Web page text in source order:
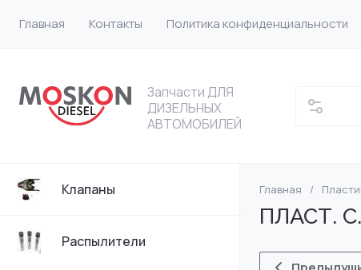
Главная Контакты Политика конфиденциальности
Запчасти ДЛЯ
ДИЗЕЛЬНЫХ
АВТОМОБИЛЕЙ
Клапаны
Распылители
Насос
VW
Главная /
ПЛАСТ. С.